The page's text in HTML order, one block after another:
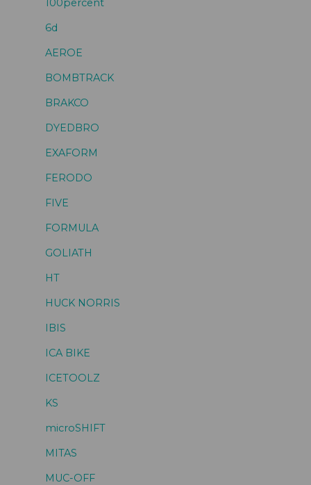
100percent
6d
AEROE
BOMBTRACK
BRAKCO
DYEDBRO
EXAFORM
FERODO
FIVE
FORMULA
GOLIATH
HT
HUCK NORRIS
IBIS
ICA BIKE
ICETOOLZ
KS
microSHIFT
MITAS
MUC-OFF